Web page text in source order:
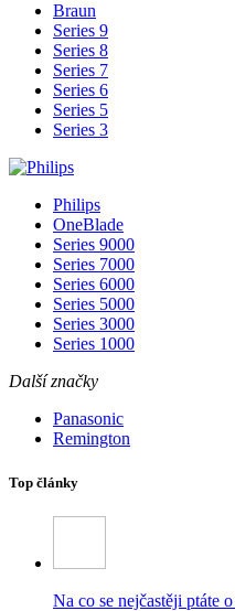
Braun
Series 9
Series 8
Series 7
Series 6
Series 5
Series 3
Philips
OneBlade
Series 9000
Series 7000
Series 6000
Series 5000
Series 3000
Series 1000
Další značky
Panasonic
Remington
Top články
Na co se nejčastěji ptáte